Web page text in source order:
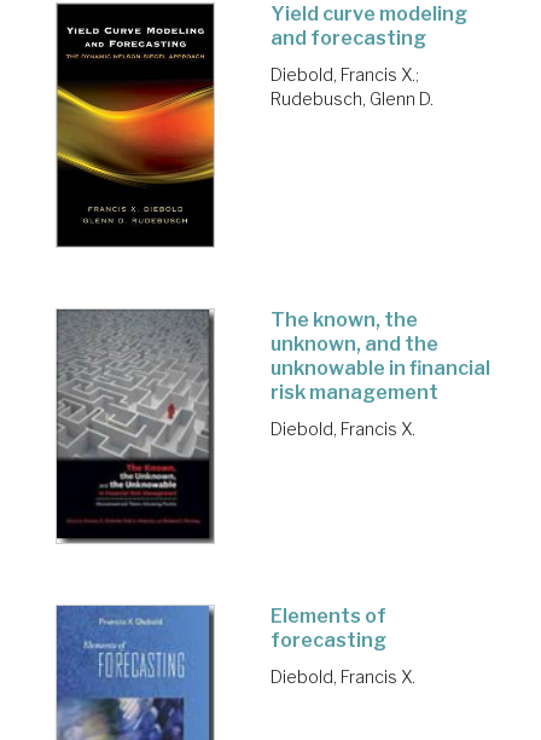
Yield curve modeling
and forecasting
Diebold, Francis X.;
Rudebusch, Glenn D.
The known, the
unknown, and the
unknowable in financial
risk management
Diebold, Francis X.
Elements of
forecasting
Diebold, Francis X.